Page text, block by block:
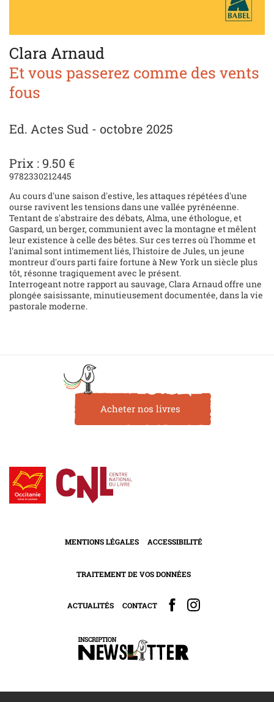
Clara Arnaud
Et vous passerez comme des vents
fous
Ed. Actes Sud - octobre 2025
Prix : 9.50 €
9782330212445
Au cours d'une saison d'estive, les attaques répétées d'une
ourse ravivent les tensions dans une vallée pyrénéenne.
Tentant de s'abstraire des débats, Alma, une éthologue, et
Gaspard, un berger, communient avec la montagne et mêlent
leur existence à celle des bêtes. Sur ces terres où l'homme et
l'animal sont intimement liés, l'histoire de Jules, un jeune
montreur d'ours parti faire fortune à New York un siècle plus
tôt, résonne tragiquement avec le présent.
Interrogeant notre rapport au sauvage, Clara Arnaud offre une
plongée saisissante, minutieusement documentée, dans la vie
pastorale moderne.
Acheter nos livres
MENTIONS LÉGALES ACCESSIBILITÉ
TRAITEMENT DE VOS DONNÉES
ACTUALITÉS CONTACT